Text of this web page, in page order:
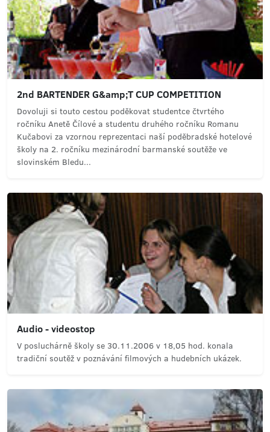
2nd BARTENDER G&amp;T CUP COMPETITION
Dovoluji si touto cestou poděkovat studentce čtvrtého
ročníku Anetě Čílové a studentu druhého ročníku Romanu
Kučabovi za vzornou reprezentaci naší poděbradské hotelové
školy na 2. ročníku mezinárodní barmanské soutěže ve
slovinském Bledu...
Audio - videostop
V posluchárně školy se 30.11.2006 v 18,05 hod. konala
tradiční soutěž v poznávání filmových a hudebních ukázek.